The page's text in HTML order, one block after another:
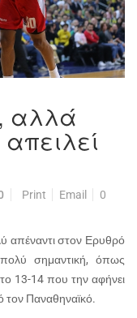
αλλά
Print Email
0
απέναντι στον Ερυθρό
σημαντική, όπως
13-14 που την αφήνει
τον Παναθηναϊκό.